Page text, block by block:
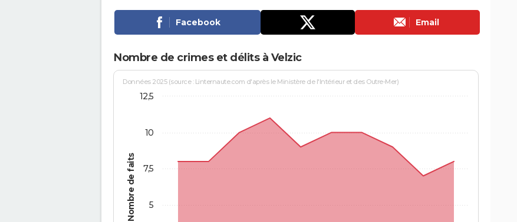
Facebook Email
Nombre de crimes et délits à Velzic
Nombre de faits
Données 2025 (source : Linternaute.com d'après le Ministère de l'Intérieur et des Outre-Mer)
5
7,5
10
12,5